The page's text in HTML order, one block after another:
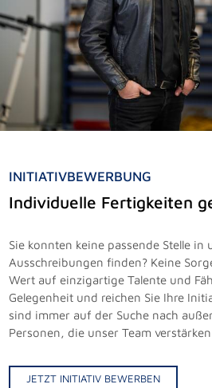
INITIATIVBEWERBUNG
Individuelle Fertigkeiten
Sie konnten keine passende Stelle in
Ausschreibungen finden? Keine
Wert auf einzigartige Talente und
Gelegenheit und reichen Sie Ihre
sind immer auf der Suche nach
Personen, die unser Team
JETZT INITIATIV BEWERBEN